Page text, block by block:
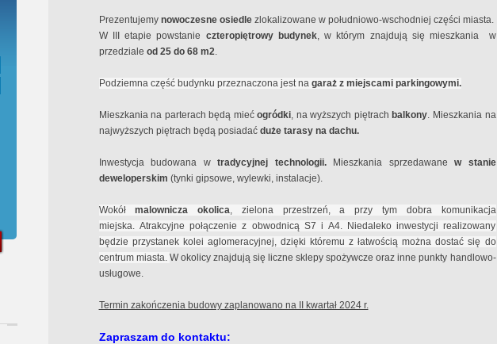
Prezentujemynowoczesne osiedlezlokalizowane w południowo-wschodniej części miasta.
W III etapie powstanie czteropiętrowy budynek, w którym znajdują się mieszkania w
przedziale od 25 do 68 m2.
Podziemna część budynku przeznaczona jest na garaż z miejscami parkingowymi.
Mieszkania na parterach będą miećogródki, na wyższych piętrach balkony. Mieszkania na
najwyższych piętrach będą posiadaćduże tarasy na dachu.
Inwestycja budowana wtradycyjnej technologii.Mieszkania sprzedawane w stanie
deweloperskim (tynki gipsowe, wylewki, instalacje).
Wokółmalownicza okolica, zielona przestrzeń, a przy tym dobra komunikacja
miejska. Atrakcyjne połączenie z obwodnicą S7 i A4. Niedaleko inwestycji realizowany
będzie przystanek kolei aglomeracyjnej, dzięki któremu z łatwością można dostać się do
centrum miasta. W okolicy znajdują się liczne sklepy spożywcze oraz inne punkty handlowo-
usługowe.
Termin zakończenia budowy zaplanowano na II kwartał 2024 r.
Zapraszam do kontaktu: